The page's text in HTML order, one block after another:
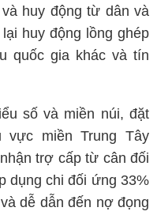
huy động từ dân và
huy động lồng ghép
quốc gia khác và tín
số và miền núi, đặt
miền Trung Tây
trợ cấp từ cân đối
dụng chi đối ứng 33%
dễ dẫn đến nợ đọng